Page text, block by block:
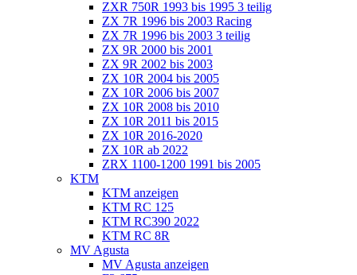
ZXR 750R 1993 bis 1995 3 teilig
ZX 7R 1996 bis 2003 Racing
ZX 7R 1996 bis 2003 3 teilig
ZX 9R 2000 bis 2001
ZX 9R 2002 bis 2003
ZX 10R 2004 bis 2005
ZX 10R 2006 bis 2007
ZX 10R 2008 bis 2010
ZX 10R 2011 bis 2015
ZX 10R 2016-2020
ZX 10R ab 2022
ZRX 1100-1200 1991 bis 2005
KTM
KTM anzeigen
KTM RC 125
KTM RC390 2022
KTM RC 8R
MV Agusta
MV Agusta anzeigen